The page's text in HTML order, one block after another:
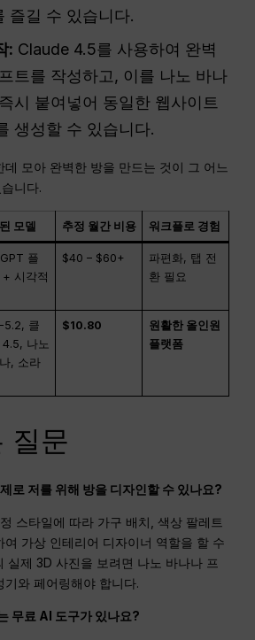
즐길 수 있습니다.
: Claude 4.5를 사용하여 완벽
트를 작성하고, 이를 나노 바나
시 붙여넣어 동일한 웹사이트
생성할 수 있습니다.
모아 완벽한 방을 만드는 것이 그 어느
니다.
모델 추정 월간 비용 워크플로 경험
플
+ 시각적
$40 – $60+
파편화, 탭 전
환 필요
5.2, 클
4.5, 나노
, 소라
$10.80
원활한 올인원
플랫폼
질문
로 저를 위해 방을 디자인할 수 있나요?
스타일에 따라 가구 배치, 색상 팔레트
여 가상 인테리어 디자이너 역할을 할 수
실제 3D 사진을 보려면 나노 바나나 프
기와 페어링해야 합니다.
무료 AI 도구가 있나요?